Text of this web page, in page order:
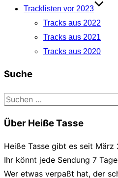
Tracklisten vor 2023
Tracks aus 2022
Tracks aus 2021
Tracks aus 2020
Suche
Suchen
Über Heiße Tasse
Heiße Tasse gibt es seit
Ihr könnt jede Sendung 7
Wer etwas verpaßt hat, der